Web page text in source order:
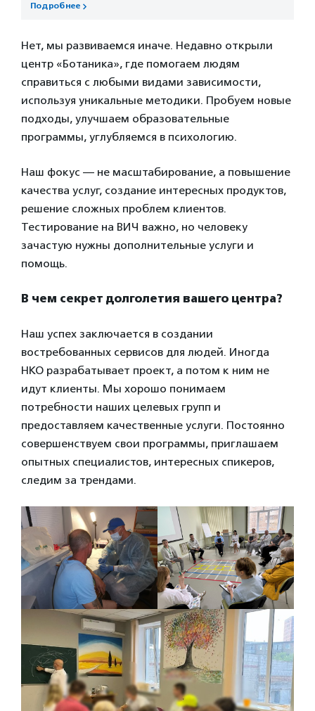
Подробнее
Нет, мы развиваемся иначе. Недавно открыли
центр «Ботаника», где помогаем людям
справиться с любыми видами зависимости,
используя уникальные методики. Пробуем новые
подходы, улучшаем образовательные
программы, углубляемся в психологию.
Наш фокус — не масштабирование, а повышение
качества услуг, создание интересных продуктов,
решение сложных проблем клиентов.
Тестирование на ВИЧ важно, но человеку
зачастую нужны дополнительные услуги и
помощь.
В чем секрет долголетия вашего центра?
Наш успех заключается в создании
востребованных сервисов для людей. Иногда
НКО разрабатывает проект, а потом к ним не
идут клиенты. Мы хорошо понимаем
потребности наших целевых групп и
предоставляем качественные услуги. Постоянно
совершенствуем свои программы, приглашаем
опытных специалистов, интересных спикеров,
следим за трендами.